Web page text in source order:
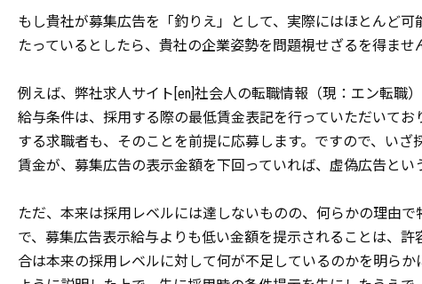
もし貴社が募集広告を「釣りえ」として、実際にはほとんど可
たっているとしたら、貴社の企業姿勢を問題視せざるを得ませ
例えば、弊社求人サイト[en]社会人の転職情報（現：エン転職
給与条件は、採用する際の最低賃金表記を行っていただいてお
する求職者も、そのことを前提に応募します。ですので、いざ
賃金が、募集広告の表示金額を下回っていれば、虚偽広告とい
ただ、本来は採用レベルには達しないものの、何らかの理由
で、募集広告表示給与よりも低い金額を提示されることは、許
合は本来の採用レベルに対して何が不足しているのかを明らか